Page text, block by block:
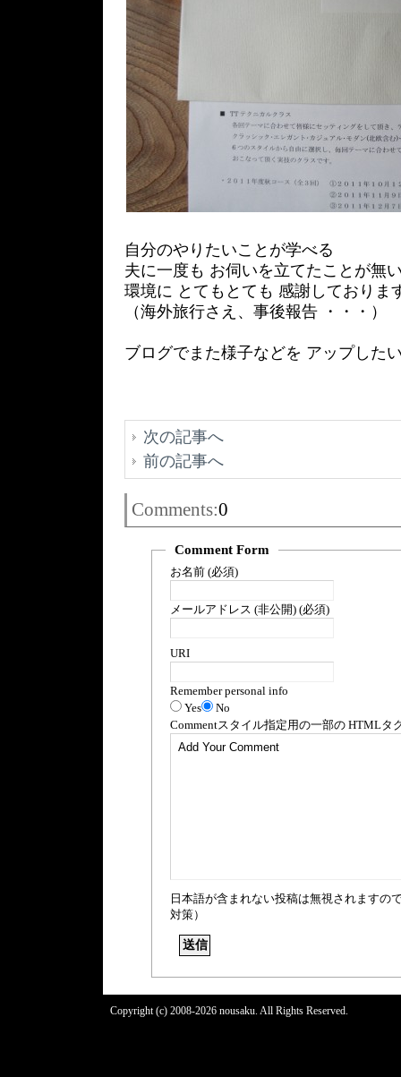
自分のやりたいことが学べる
夫に一度も お伺いを立てたことが無
環境に とてもとても 感謝しておりま
（海外旅行さえ、事後報告 ・・・）
ブログでまた様子などを アップした
次の記事へ
前の記事へ
Comments:0
Comment Form
お名前 (必須)
メールアドレス (非公開) (必須)
URI
Remember personal info
Yes
No
Commentスタイル指定用の一部の HTMLタ
日本語が含まれない投稿は無視されますの
対策）
Copyright (c) 2008-2026 nousaku. All Rights Reserved.